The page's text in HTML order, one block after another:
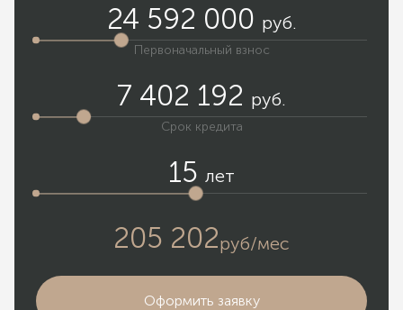
24 592 000 руб.
Первоначальный взнос
7 402 192 руб.
Срок кредита
15 лет
205 202руб/мес
Оформить заявку